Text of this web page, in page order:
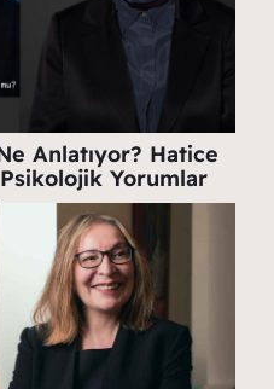
Anlatıyor? Hatice
Psikolojik Yorumlar